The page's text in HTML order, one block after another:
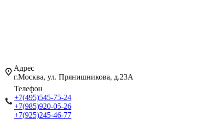
Адрес
г.Москва, ул. Прянишникова, д.23А
Телефон
+7(495)545-75-24
+7(985)920-05-26
+7(925)245-46-77